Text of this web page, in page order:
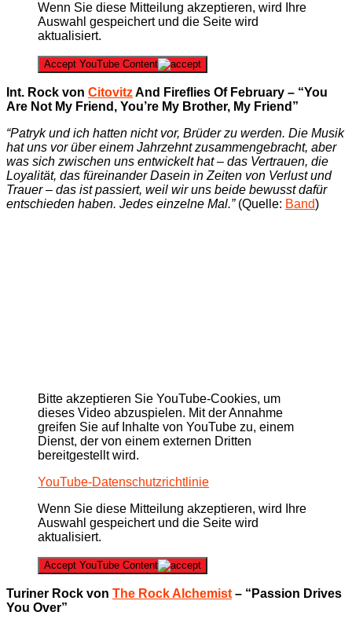
Wenn Sie diese Mitteilung akzeptieren, wird Ihre
Auswahl gespeichert und die Seite wird
aktualisiert.
Accept YouTube Content
Int. Rock von CitovitzAnd Fireflies Of February – “You
Are Not My Friend, You’re My Brother, My Friend”
“Patryk und ich hatten nicht vor, Brüder zu werden. Die Musik
hat uns vor über einem Jahrzehnt zusammengebracht, aber
was sich zwischen uns entwickelt hat – das Vertrauen, die
Loyalität, das füreinander Dasein in Zeiten von Verlust und
Trauer – das ist passiert, weil wir uns beide bewusst dafür
entschieden haben. Jedes einzelne Mal.”(Quelle: Band)
Bitte akzeptieren Sie YouTube-Cookies, um
dieses Video abzuspielen. Mit der Annahme
greifen Sie auf Inhalte von YouTube zu, einem
Dienst, der von einem externen Dritten
bereitgestellt wird.
YouTube-Datenschutzrichtlinie
Wenn Sie diese Mitteilung akzeptieren, wird Ihre
Auswahl gespeichert und die Seite wird
aktualisiert.
Accept YouTube Content
Turiner Rock von The Rock Alchemist – “Passion Drives
You Over”